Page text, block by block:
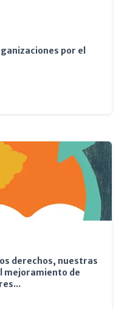
por el
derechos, nuestras
mejoramiento de